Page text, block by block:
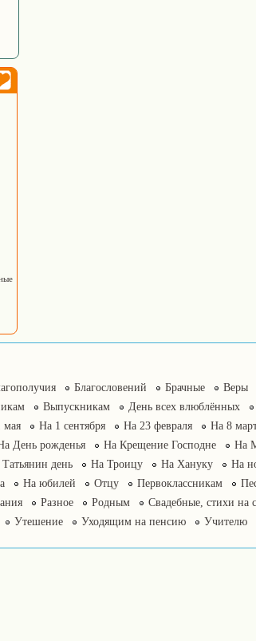
Благословений Брачные Веры
Выпускникам День всех влюблённых
мая На 1 сентября На 23 февраля На 8
День рожденья На Крещение Господне На
день На Троицу На Хануку На
На юбилей Отцу Первоклассникам
Разное Родным Свадебные, стихи на
Утешение Уходящим на пенсию Учителю